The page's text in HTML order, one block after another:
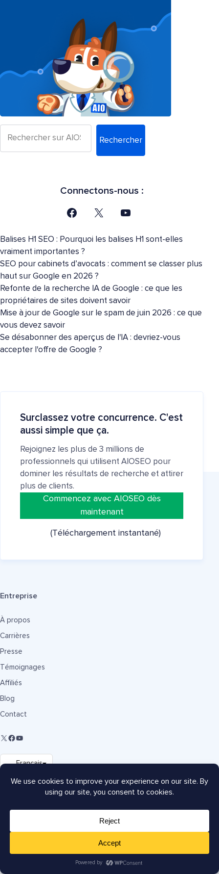
Rechercher
Connectons-nous :
Balises H1 SEO : Pourquoi les balises H1 sont-elles
vraiment importantes ?
SEO pour cabinets d’avocats : comment se classer plus
haut sur Google en 2026 ?
Refonte de la recherche IA de Google : ce que les
propriétaires de sites doivent savoir
Mise à jour de Google sur le spam de juin 2026 : ce que
vous devez savoir
Se désabonner des aperçus de l'IA : devriez-vous
accepter l'offre de Google ?
Surclassez votre concurrence. C'est
aussi simple que ça.
Rejoignez les plus de 3 millions de
professionnels qui utilisent AIOSEO pour
dominer les résultats de recherche et attirer
plus de clients.
Commencez avec AIOSEO dès
maintenant
(Téléchargement instantané)
Entreprise
À propos
Carrières
Presse
Témoignages
Affiliés
Blog
Contact
Fonctionnalités
Intégration des médias sociaux